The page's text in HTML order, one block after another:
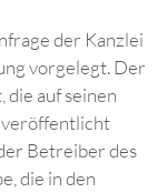
der Kanzlei
vorgelegt. Der
auf seinen
veröffentlicht
Betreiber des
die in den